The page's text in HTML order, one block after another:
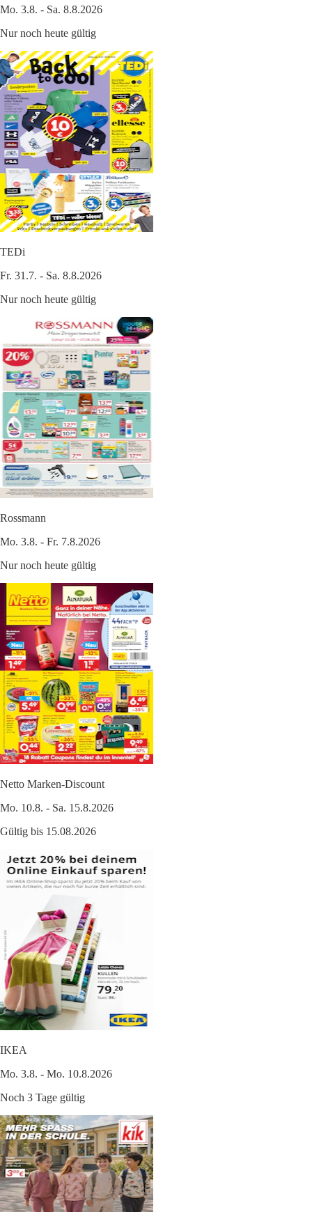
Mo. 3.8. - Sa. 8.8.2026
Nur noch heute gültig
TEDi
Fr. 31.7. - Sa. 8.8.2026
Nur noch heute gültig
Rossmann
Mo. 3.8. - Fr. 7.8.2026
Nur noch heute gültig
Netto Marken-Discount
Mo. 10.8. - Sa. 15.8.2026
Gültig bis 15.08.2026
IKEA
Mo. 3.8. - Mo. 10.8.2026
Noch 3 Tage gültig